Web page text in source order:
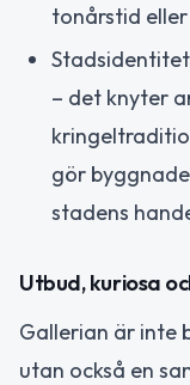
tonårstid
– det knyter
gör
stadens
Utbud, kuriosa
Gallerian är inte
utan också en